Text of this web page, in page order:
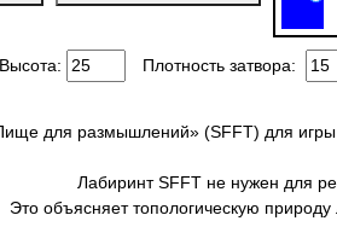
Высота: Плотность затвора:
для размышлений» (SFFT) для
Лабиринт SFFT не нужен для
Это объясняет топологическую